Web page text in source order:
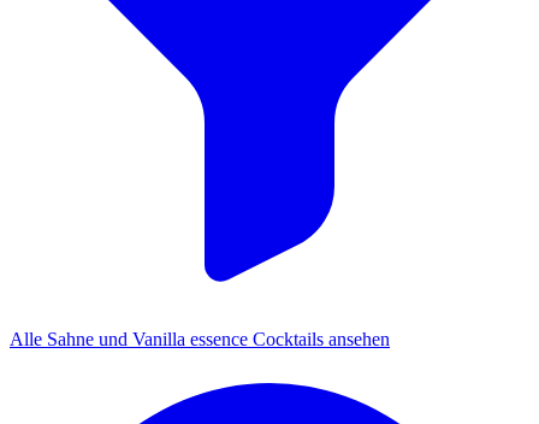
Alle Sahne und Vanilla essence Cocktails ansehen